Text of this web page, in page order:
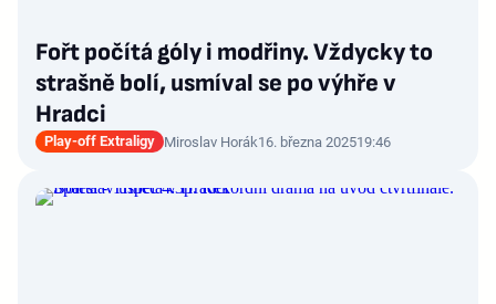
Fořt počítá góly i modřiny. Vždycky to
strašně bolí, usmíval se po výhře v
Hradci
Play-off Extraligy Miroslav Horák16. března 202519:46